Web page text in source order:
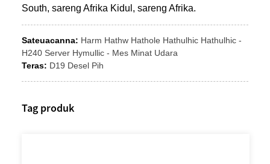
South, sareng Afrika Kidul, sareng Afrika.
Sateuacanna: Harm Hathw Hathole Hathulhic Hathulhic -
H240 Server Hymullic - Mes Minat Udara
Teras: D19 Desel Pih
Tag produk